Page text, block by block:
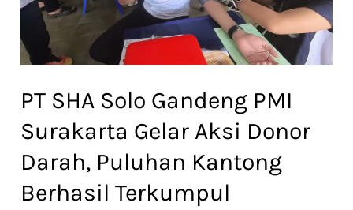
PT SHA Solo Gandeng PMI
Surakarta Gelar Aksi Donor
Darah, Puluhan Kantong
Berhasil Terkumpul
Surakarta
Gelar
Aksi
Darah,
Puluhan
Kantong
Berhasil
Terkumpul